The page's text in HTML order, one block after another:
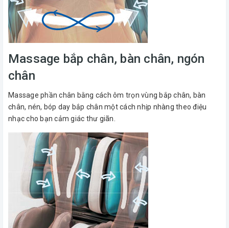
Massage bắp chân, bàn chân, ngón
chân
Massage phần chân bằng cách ôm trọn vùng bắp chân, bàn
chân, nén, bóp day bắp chân một cách nhịp nhàng theo điệu
nhạc cho bạn cảm giác thư giãn.